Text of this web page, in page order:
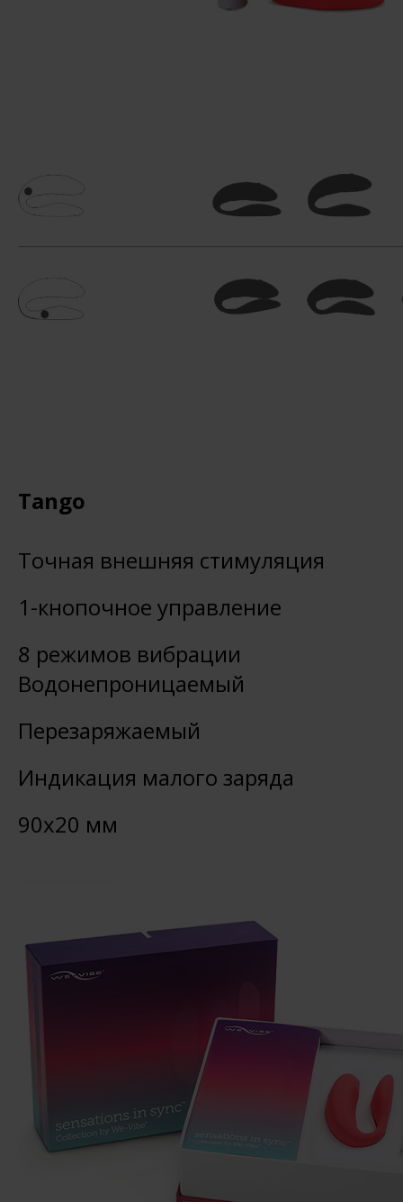
Tango
Точная внешняя стимуляция
1-кнопочное управление
8 режимов вибрации
Водонепроницаемый
Перезаряжаемый
Индикация малого заряда
90х20 мм